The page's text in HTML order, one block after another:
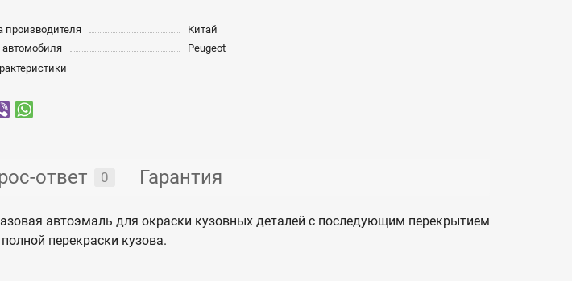
производителя
Китай
Peugeot
ответ 0 Гарантия
автоэмаль для окраски кузовных деталей с последующим перекрытием
перекраски кузова.